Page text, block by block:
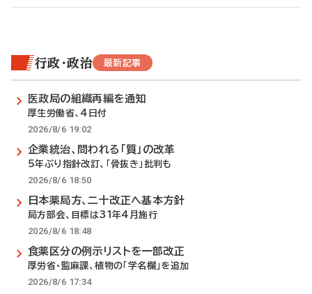
行政・政治 最新記事
医政局の組織再編を通知
厚生労働省、4日付
2026/8/6 19:02
企業統治、問われる「質」の改革
5年ぶり指針改訂、「骨抜き」批判も
2026/8/6 18:50
日本薬局方、二十改正へ基本方針
局方部会、目標は31年4月施行
2026/8/6 18:48
食薬区分の例示リストを一部改正
厚労省・監麻課、植物の「学名欄」を追加
2026/8/6 17:34